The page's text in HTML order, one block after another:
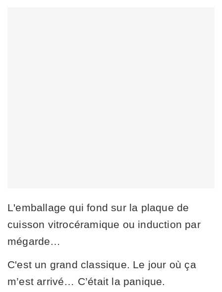
L'emballage qui fond sur la plaque de
cuisson vitrocéramique ou induction par
mégarde…
C'est un grand classique. Le jour où ça
m’est arrivé… C’était la panique.